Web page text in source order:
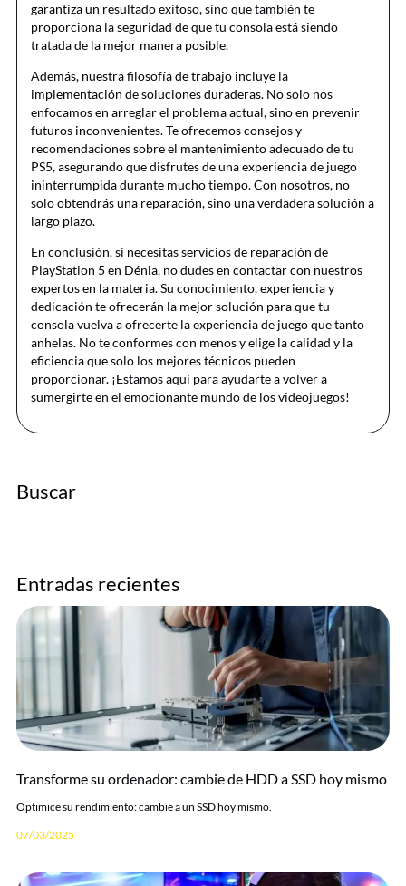
garantiza un resultado exitoso, sino que también te
proporciona la seguridad de que tu consola está siendo
tratada de la mejor manera posible.
Además, nuestra filosofía de trabajo incluye la
implementación de soluciones duraderas. No solo nos
enfocamos en arreglar el problema actual, sino en prevenir
futuros inconvenientes. Te ofrecemos consejos y
recomendaciones sobre el mantenimiento adecuado de tu
PS5, asegurando que disfrutes de una experiencia de juego
ininterrumpida durante mucho tiempo. Con nosotros, no
solo obtendrás una reparación, sino una verdadera solución a
largo plazo.
En conclusión, si necesitas servicios de reparación de
PlayStation 5 en Dénia, no dudes en contactar con nuestros
expertos en la materia. Su conocimiento, experiencia y
dedicación te ofrecerán la mejor solución para que tu
consola vuelva a ofrecerte la experiencia de juego que tanto
anhelas. No te conformes con menos y elige la calidad y la
eficiencia que solo los mejores técnicos pueden
proporcionar. ¡Estamos aquí para ayudarte a volver a
sumergirte en el emocionante mundo de los videojuegos!
Buscar
Entradas recientes
Transforme su ordenador: cambie de HDD a SSD hoy mismo
Optimice su rendimiento: cambie a un SSD hoy mismo.
07/03/2025